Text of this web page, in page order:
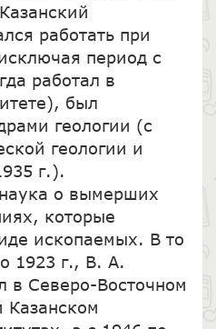
работать при
период с
работал в
был
геологии (с
геологии и
г.).
о вымерших
которые
ископаемых. В то
1923 г., В. А.
в Северо-Восточном
Казанском